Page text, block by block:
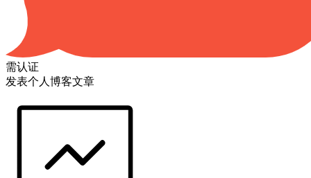
需认证
发表个人博客文章